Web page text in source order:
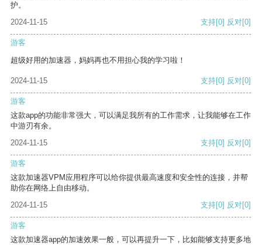
护。
2024-11-15
支持[0] 反对[0]
游客
超级好用的加速器，妈妈再也不用担心我的学习啦！
2024-11-15 支持[0] 反对[0]
游客
这款app的功能非常强大，可以满足我所有的工作需求，让我能够在工作
中游刃有余。
2024-11-15
支持[0] 反对[0]
游客
这款加速器VPM应用程序可以给你提供最高速度和安全性的连接，并帮
助你在网络上自由移动。
2024-11-15
支持[0] 反对[0]
游客
这款加速器app的加速效果一般，可以再提升一下，比如能够支持更多地